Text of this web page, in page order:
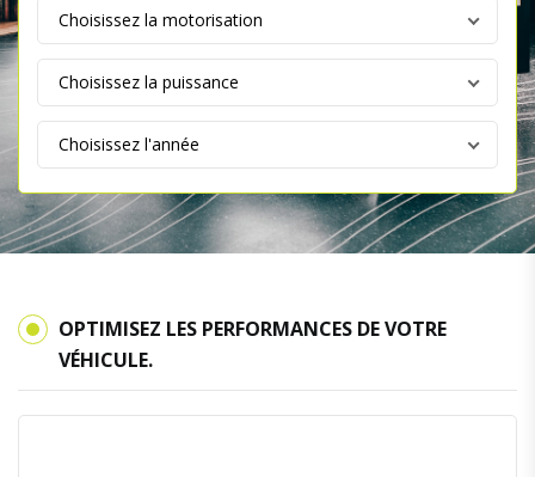
OPTIMISEZ LES PERFORMANCES DE VOTRE
VÉHICULE.